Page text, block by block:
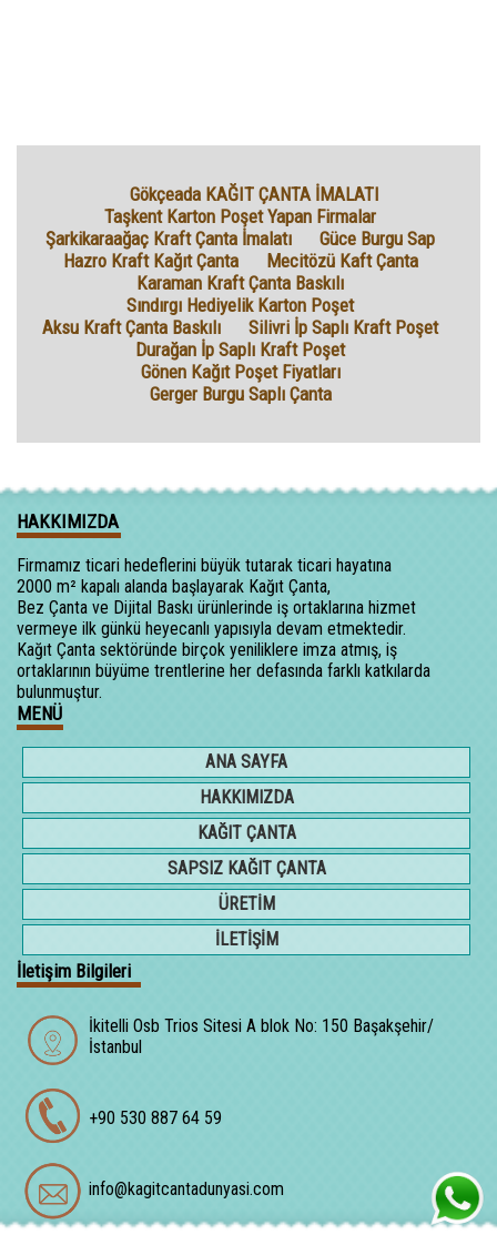
Gökçeada KAĞIT ÇANTA İMALATI
Taşkent Karton Poşet Yapan Firmalar
Şarkikaraağaç Kraft Çanta İmalatı
Güce Burgu Sap
Hazro Kraft Kağıt Çanta
Mecitözü Kaft Çanta
Karaman Kraft Çanta Baskılı
Sındırgı Hediyelik Karton Poşet
Aksu Kraft Çanta Baskılı
Silivri İp Saplı Kraft Poşet
Durağan İp Saplı Kraft Poşet
Gönen Kağıt Poşet Fiyatları
Gerger Burgu Saplı Çanta
HAKKIMIZDA
Firmamız ticari hedeflerini büyük tutarak ticari hayatına
2000 m² kapalı alanda başlayarak Kağıt Çanta,
Bez Çanta ve Dijital Baskı ürünlerinde iş ortaklarına hizmet
vermeye ilk günkü heyecanlı yapısıyla devam etmektedir.
Kağıt Çanta sektöründe birçok yeniliklere imza atmış, iş
ortaklarının büyüme trentlerine her defasında farklı katkılarda
bulunmuştur.
MENÜ
ANA SAYFA
HAKKIMIZDA
KAĞIT ÇANTA
SAPSIZ KAĞIT ÇANTA
ÜRETİM
İLETİŞİM
İletişim Bilgileri
İkitelli Osb Trios Sitesi A blok No: 150 Başakşehir/
İstanbul
+90 530 887 64 59
info@kagitcantadunyasi.com